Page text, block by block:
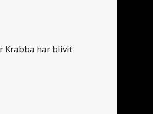
Krabba har blivit